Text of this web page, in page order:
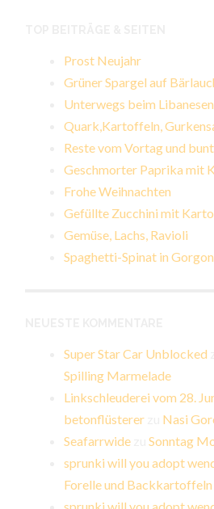
Prost Neujahr
Grüner Spargel auf
Unterwegs beim Libanesen
Quark,Kartoffeln,
Reste vom Vortag und
Geschmorter Paprika mit
Frohe Weihnachten
Gefüllte Zucchini mit
Gemüse, Lachs, Ravioli
Spaghetti-Spinat in
Super Star Car Unblocked
Spilling Marmelade
Linkschleuderei vom 28.
betonflüsterer
Nasi
Seafarrwide zuSonntag
sprunki will you adopt
Forelle und Backkartoffeln